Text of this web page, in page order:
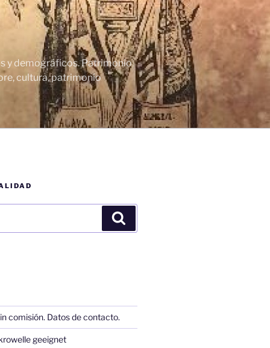
y demográficos. Patrimonio
cultura, patrimonio
comisión. Datos de contacto.
geeignet